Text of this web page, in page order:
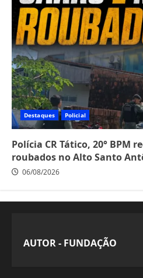
Destaques Policial
Polícia CR Tático, 20° BPM
roubados no Alto Santo
06/08/2026
AUTOR - FUNDAÇÃO